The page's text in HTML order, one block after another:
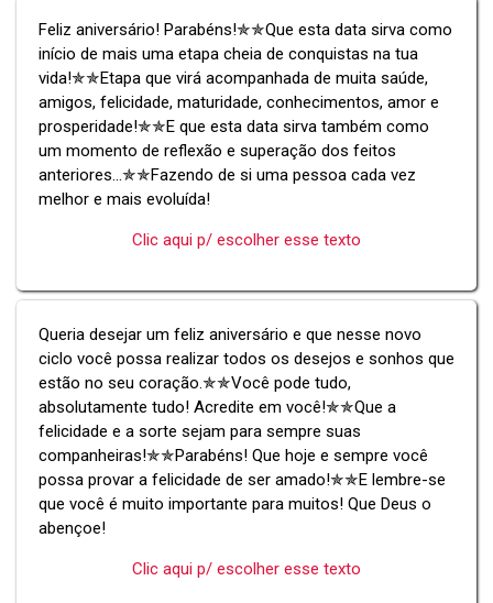
Feliz aniversário! Parabéns!✯✯Que esta data sirva como
início de mais uma etapa cheia de conquistas na tua
vida!✯✯Etapa que virá acompanhada de muita saúde,
amigos, felicidade, maturidade, conhecimentos, amor e
prosperidade!✯✯E que esta data sirva também como
um momento de reflexão e superação dos feitos
anteriores...✯✯Fazendo de si uma pessoa cada vez
melhor e mais evoluída!
Clic aqui p/ escolher esse texto
⁠Queria desejar um feliz aniversário e que nesse novo
ciclo você possa realizar todos os desejos e sonhos que
estão no seu coração.✯✯Você pode tudo,
absolutamente tudo! Acredite em você!✯✯Que a
felicidade e a sorte sejam para sempre suas
companheiras!✯✯Parabéns! Que hoje e sempre você
possa provar a felicidade de ser amado!✯✯E lembre-se
que você é muito importante para muitos! Que Deus o
abençoe!
Clic aqui p/ escolher esse texto